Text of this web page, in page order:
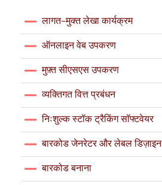
लागत-मुक्त लेखा कार्यक्रम
ऑनलाइन वेब उपकरण
मुफ़्त सीएसएस उपकरण
व्यक्तिगत वित्त प्रबंधन
निःशुल्क स्टॉक ट्रैकिंग सॉफ्टवेयर
बारकोड जेनरेटर और लेबल डिज़ाइन
बारकोड बनाना